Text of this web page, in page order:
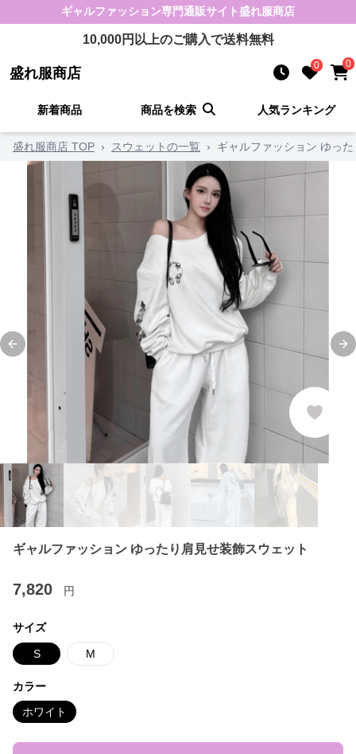
ギャルファッション専門通販サイト盛れ服商店
10,000円以上のご購入で送料無料
盛れ服商店 0 0
新着商品 商品を検索 人気ランキング
盛れ服商店 TOP › スウェットの一覧 › ギャルファッション ゆっ
Previous slide
ギャルファッション ゆったり肩見せ装飾スウェット
7,820 円
サイズ
S M
カラー
ホワイト